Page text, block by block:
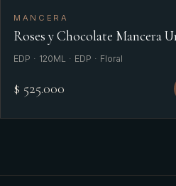
MANCERA
Roses y Chocolate Mancera
EDP · 120ML · EDP · Floral
$ 525.000